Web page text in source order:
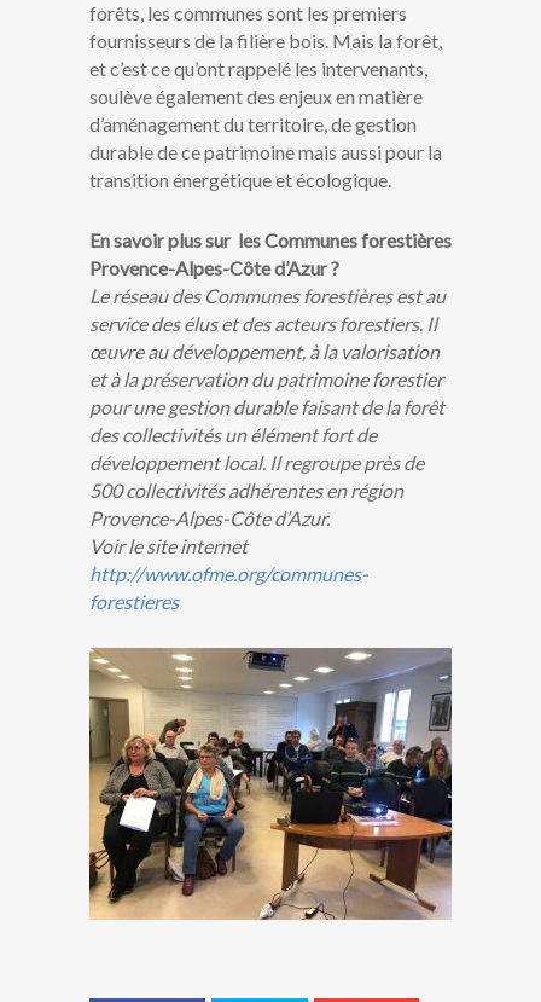
forêts, les communes sont les premiers
fournisseurs de la filière bois. Mais la forêt,
et c’est ce qu’ont rappelé les intervenants,
soulève également des enjeux en matière
d’aménagement du territoire, de gestion
durable de ce patrimoine mais aussi pour la
transition énergétique et écologique.
En savoir plus sur les Communes forestières
Provence-Alpes-Côte d’Azur ?
Le réseau des Communes forestières est au
service des élus et des acteurs forestiers. Il
œuvre au développement, à la valorisation
et à la préservation du patrimoine forestier
pour une gestion durable faisant de la forêt
des collectivités un élément fort de
développement local. Il regroupe près de
500 collectivités adhérentes en région
Provence-Alpes-Côte d’Azur.
Voir le site internet
http://www.ofme.org/communes-
forestieres